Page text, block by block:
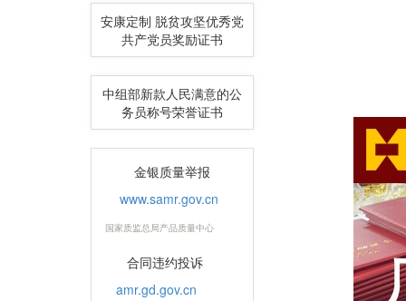
安康定制 脱贫攻坚优秀党
共产党员奖励证书
中组部新款人民满意的公
务员称号荣誉证书
金银质量举报
www.samr.gov.cn
国家质监总局产品质量中心
合同违约投诉
amr.gd.gov.cn